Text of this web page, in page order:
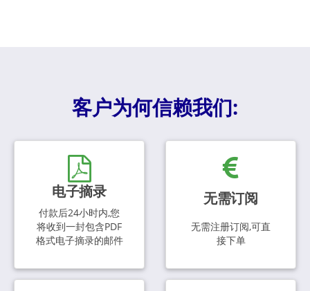
客户为何信赖我们:
电子摘录
付款后24小时内,您
将收到一封包含PDF
格式电子摘录的邮件
无需订阅
无需注册订阅,可直
接下单